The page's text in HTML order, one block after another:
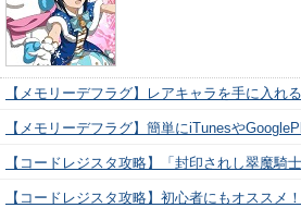
【メモリーデフラグ】レアキャラを手に入れ
【メモリーデフラグ】簡単にiTunesや
【コードレジスタ攻略】「封印されし翠魔
【コードレジスタ攻略】初心者にもオスス